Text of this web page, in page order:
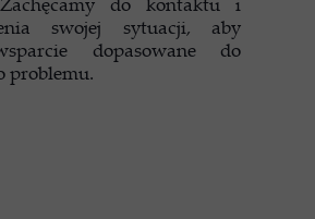
swojej sytuacji, aby
dopasowane do
problemu.